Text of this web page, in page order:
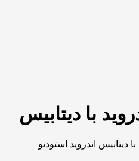
با دیتابیس